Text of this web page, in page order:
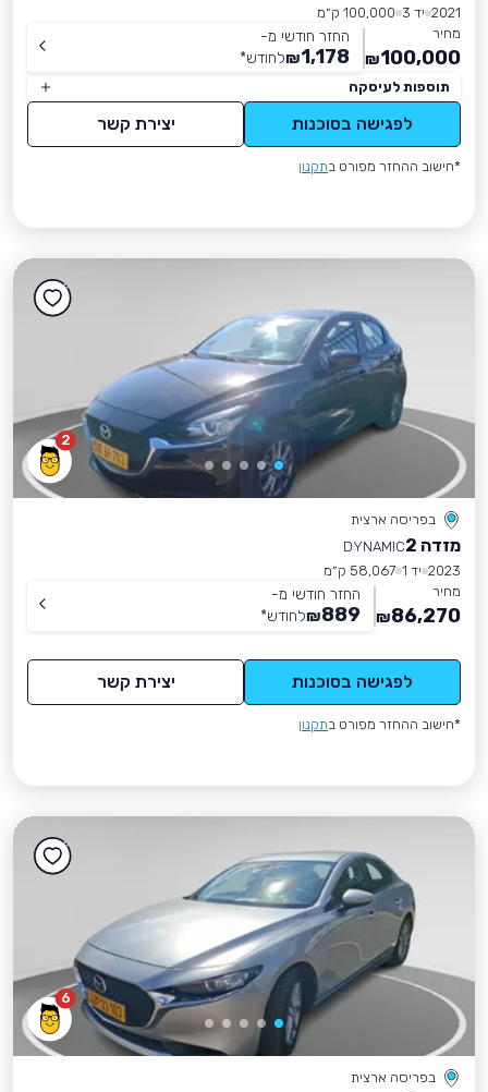
2021 יד 3
100,000 ק״מ
מחיר
100,000
₪
החזר חודשי מ-
1,178
₪לחודש*
תוספות לעיסקה
לפגישה בסוכנות יצירת קשר
*חישוב ההחזר מפורט בתקנון
2
בפריסה ארצית
מזדה 2
DYNAMIC
2023 יד 1
58,067 ק״מ
מחיר
86,270
₪
החזר חודשי מ-
889
₪לחודש*
לפגישה בסוכנות יצירת קשר
*חישוב ההחזר מפורט בתקנון
6
בפריסה ארצית